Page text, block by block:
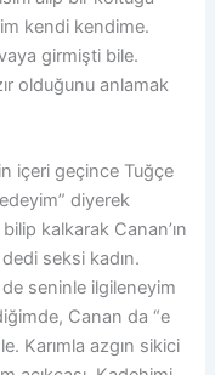
kendi kendime.
girmişti bile.
olduğunu anlamak
içeri geçince Tuğçe
diyerek
kalkarak Canan’ın
seksi kadın.
seninle ilgileneyim
Canan da “e
Karımla azgın sikici